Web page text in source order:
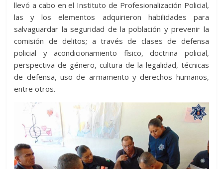
llevó a cabo en el Instituto de Profesionalización Policial,
las y los elementos adquirieron habilidades para
salvaguardar la seguridad de la población y prevenir la
comisión de delitos; a través de clases de defensa
policial y acondicionamiento físico, doctrina policial,
perspectiva de género, cultura de la legalidad, técnicas
de defensa, uso de armamento y derechos humanos,
entre otros.